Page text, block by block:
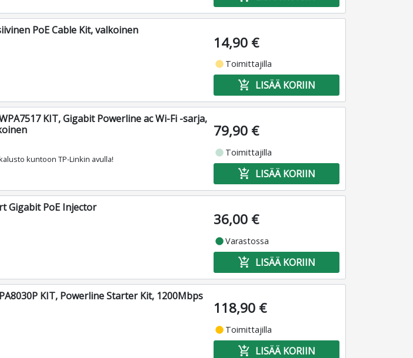
PoE Cable Kit, valkoinen
14,90 €
fiber_manual_record Toimittajilla
add_shopping_cart LISÄÄ KORIIN
KIT, Gigabit Powerline ac Wi-Fi -sarja,
kuntoon TP-Linkin avulla!
79,90 €
fiber_manual_record Toimittajilla
add_shopping_cart LISÄÄ KORIIN
Gigabit PoE Injector
36,00 €
fiber_manual_recordVarastossa
add_shopping_cart LISÄÄ KORIIN
KIT, Powerline Starter Kit, 1200Mbps
118,90 €
fiber_manual_record Toimittajilla
add_shopping_cart LISÄÄ KORIIN